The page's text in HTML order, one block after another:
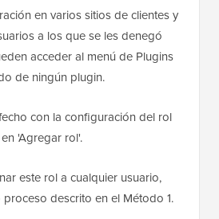
en varios sitios de clientes y
a los que se les denegó
acceder al menú de Plugins
de ningún plugin.
con la configuración del rol
'Agregar rol'.
este rol a cualquier usuario,
descrito en el Método 1.